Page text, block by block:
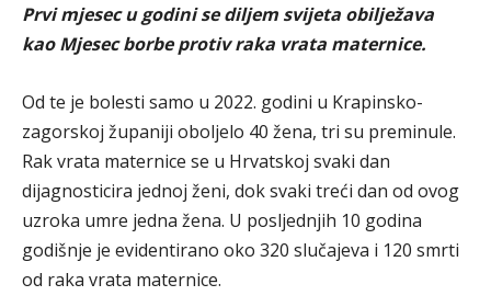
Prvi mjesec u godini se diljem svijeta obilježava
kao Mjesec borbe protiv raka vrata maternice.
Od te je bolesti samo u 2022. godini u Krapinsko-
zagorskoj županiji oboljelo 40 žena, tri su preminule.
Rak vrata maternice se u Hrvatskoj svaki dan
dijagnosticira jednoj ženi, dok svaki treći dan od ovog
uzroka umre jedna žena. U posljednjih 10 godina
godišnje je evidentirano oko 320 slučajeva i 120 smrti
od raka vrata maternice.